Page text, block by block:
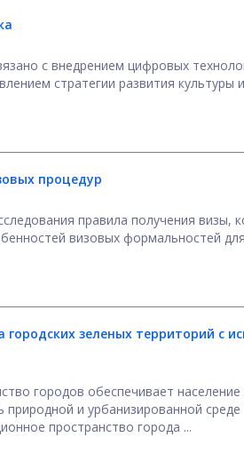
с внедрением цифровых
стратегии развития культуры
процедур
правила получения визы,
визовых формальностей для
зеленых территорий с
городов обеспечивает
и урбанизированной среде
пространство города ...